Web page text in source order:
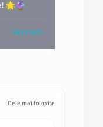
🌟🔮
VEZI TOT
Cele mai folosite